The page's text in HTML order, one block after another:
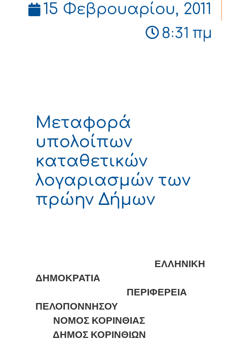
15 Φεβρουαρίου, 2011
8:31 πμ
Μεταφορά
υπολοίπων
καταθετικών
λογαριασμών των
πρώην Δήμων
ΕΛΛΗΝΙΚΗ
ΔΗΜΟΚΡΑΤΙΑ
ΠΕΡΙΦΕΡΕΙΑ
ΠΕΛΟΠΟΝΝΗΣΟΥ
ΝΟΜΟΣ ΚΟΡΙΝΘΙΑΣ
ΔΗΜΟΣ ΚΟΡΙΝΘΙΩΝ